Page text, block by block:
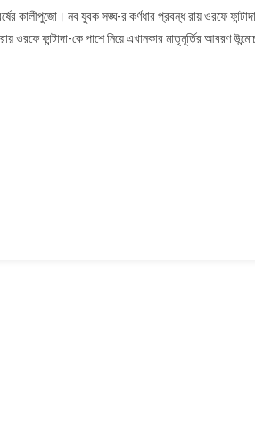
কালীপুজো। নব যুবক সঙ্ঘ-র কর্ণধার প্রবন্ধ রায় ওরফে
ওরফে ফান্টাদা-কে পাশে নিয়ে এখানকার মাতৃমূর্তির আবরণ